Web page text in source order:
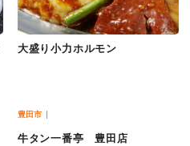
大盛り小力ホルモン
豊田市
牛タン一番亭 豊田店